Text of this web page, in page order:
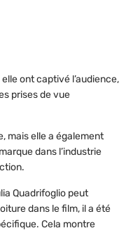
ont captivé l’audience,
prises de vue
mais elle a également
dans l’industrie
Quadrifoglio peut
dans le film, il a été
Cela montre